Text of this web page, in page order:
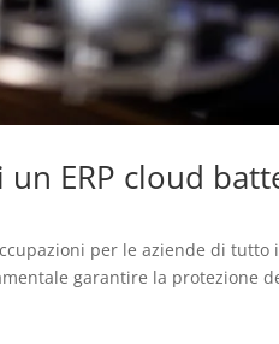
ERP cloud
per le aziende di tutto
garantire la protezione